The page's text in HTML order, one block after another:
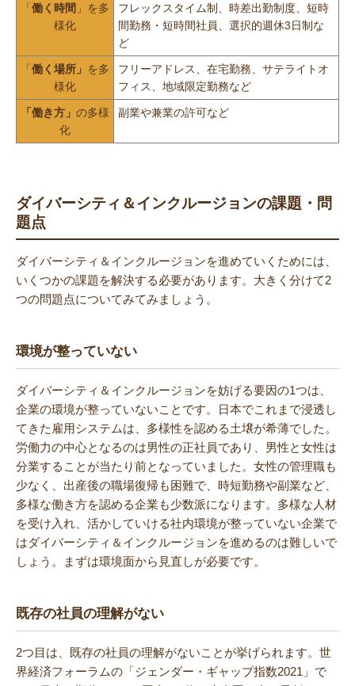
「 働く時間 」を多
様化
フレックスタイム制、時差出勤制度、短時
間勤務・短時間社員、選択的週休3日制な
ど
「 働く場所」 を多
様化
フリーアドレス、在宅勤務、サテライトオ
フィス、地域限定勤務など
「働き方」 の多様
化
副業や兼業の許可など
ダイバーシティ＆インクルージョンの課題・問
題点
ダイバーシティ＆インクルージョンを進めていくためには、
いくつかの課題を解決する必要があります。大きく分けて2
つの問題点についてみてみましょう。
環境が整っていない
ダイバーシティ＆インクルージョンを妨げる要因の1つは、
企業の環境が整っていないことです。日本でこれまで浸透し
てきた雇用システムは、多様性を認める土壌が希薄でした。
労働力の中心となるのは男性の正社員であり、男性と女性は
分業することが当たり前となっていました。女性の管理職も
少なく、出産後の職場復帰も困難で、時短勤務や副業など、
多様な働き方を認める企業も少数派になります。多様な人材
を受け入れ、活かしていける社内環境が整っていない企業で
はダイバーシティ＆インクルージョンを進めるのは難しいで
しょう。まずは環境面から見直しが必要です。
既存の社員の理解がない
2つ目は、既存の社員の理解がないことが挙げられます。世
界経済フォーラムの「ジェンダー・ギャップ指数2021」で